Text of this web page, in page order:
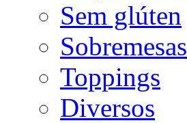
Sem glúten
Sobremesas
Toppings
Diversos